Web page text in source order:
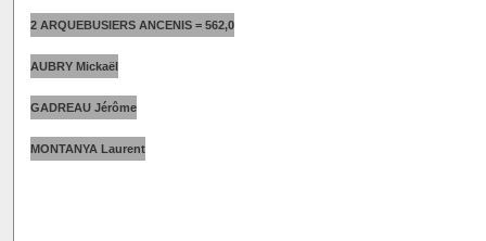
2 ARQUEBUSIERS ANCENIS = 562,0
AUBRY Mickaël
GADREAU Jérôme
MONTANYA Laurent